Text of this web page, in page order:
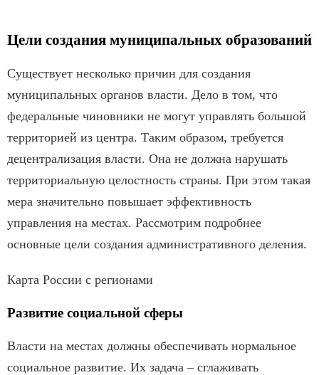
Цели создания муниципальных образований
Существует несколько причин для создания
муниципальных органов власти. Дело в том, что
федеральные чиновники не могут управлять большой
территорией из центра. Таким образом, требуется
децентрализация власти. Она не должна нарушать
территориальную целостность страны. При этом такая
мера значительно повышает эффективность
управления на местах. Рассмотрим подробнее
основные цели создания административного деления.
Карта России с регионами
Развитие социальной сферы
Власти на местах должны обеспечивать нормальное
социальное развитие. Их задача – сглаживать